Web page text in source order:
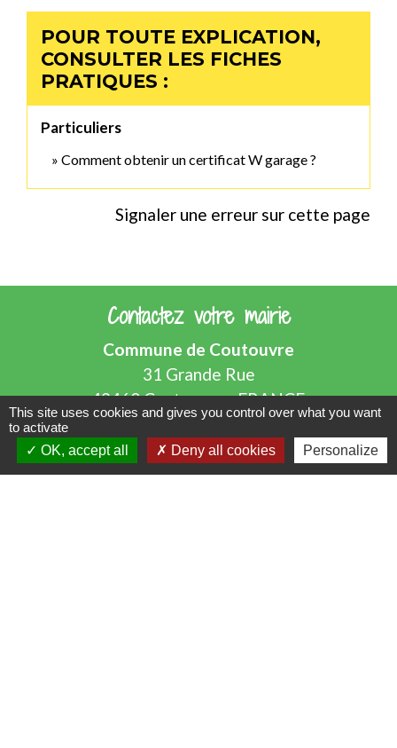
POUR TOUTE EXPLICATION,
CONSULTER LES FICHES
PRATIQUES :
Particuliers
Comment obtenir un certificat W garage ?
Signaler une erreur sur cette page
Contactez votre mairie
Commune de Coutouvre
31 Grande Rue
42460 Coutouvre - FRANCE
+33 4 77 66 21 13
Contact par formulaire
This site uses cookies and gives you control over what you want
to activate
OK, accept all
Deny all cookies Personalize